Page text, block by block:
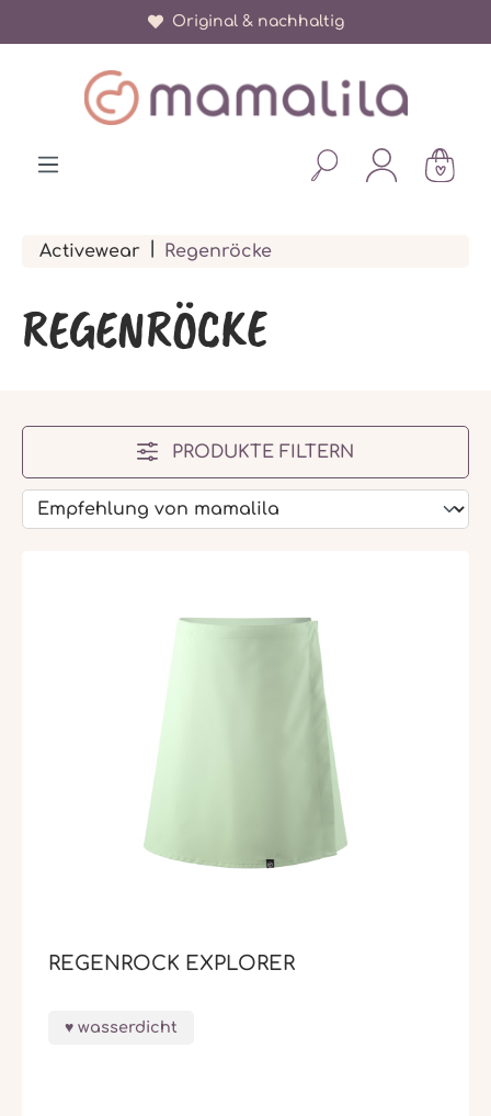
Original & nachhaltig
Activewear Regenröcke
REGENRÖCKE
PRODUKTE FILTERN
REGENROCK EXPLORER
wasserdicht